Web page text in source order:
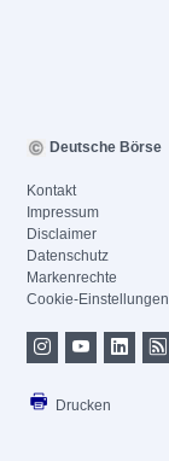
Deutsche Börse
Kontakt
Impressum
Disclaimer
Datenschutz
Markenrechte
Cookie-Einstellungen
Drucken